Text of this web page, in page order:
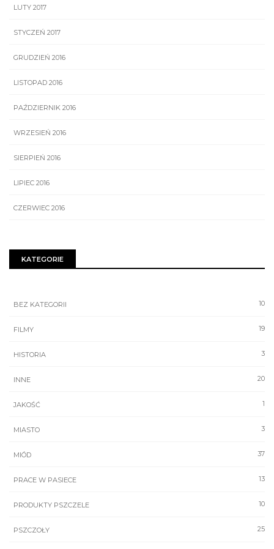
LUTY 2017
STYCZEŃ 2017
GRUDZIEŃ 2016
LISTOPAD 2016
PAŹDZIERNIK 2016
WRZESIEŃ 2016
SIERPIEŃ 2016
LIPIEC 2016
CZERWIEC 2016
KATEGORIE
10
BEZ KATEGORII
19
FILMY
3
HISTORIA
20
INNE
1
JAKOŚĆ
3
MIASTO
37
MIÓD
13
PRACE W PASIECE
10
PRODUKTY PSZCZELE
25
PSZCZOŁY